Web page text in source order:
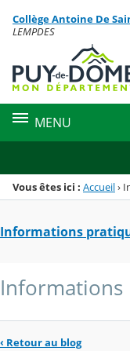
Menu de la
Contenu
Collège Antoine De
LEMPDES
MENU
Vous êtes ici : Accueil›
Informations
Informations
‹ Retour au blog